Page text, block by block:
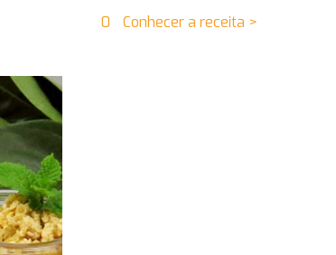
0 Conhecer a receita >